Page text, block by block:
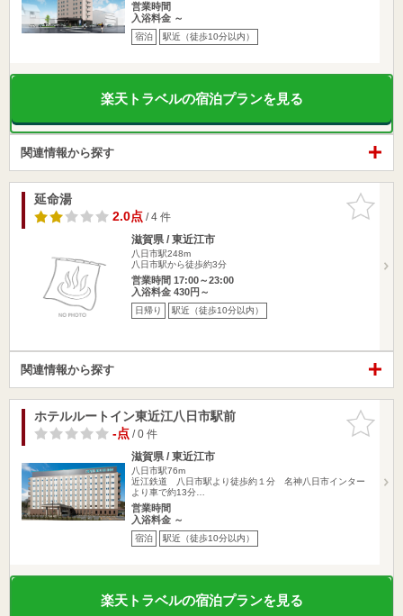
営業時間
入浴料金 ～
宿泊 駅近（徒歩10分以内）
楽天トラベルの宿泊プランを見る
関連情報から探す
お気に入
りに追加
延命湯
2.0点/ 4 件
滋賀県 / 東近江市
八日市駅248m
八日市駅から徒歩約3分
営業時間 17:00～23:00
入浴料金 430円～
日帰り 駅近（徒歩10分以内）
関連情報から探す
お気に入
りに追加
ホテルルートイン東近江八日市駅前
-点/ 0 件
滋賀県 / 東近江市
八日市駅76m
近江鉄道 八日市駅より徒歩約１分 名神八日市インター
より車で約13分…
営業時間
入浴料金 ～
宿泊 駅近（徒歩10分以内）
楽天トラベルの宿泊プランを見る